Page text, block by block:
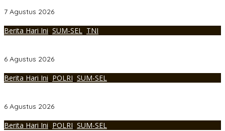
7 Agustus 2026
Berita Hari Ini, SUM-SEL, TNI
6 Agustus 2026
Berita Hari Ini, POLRI, SUM-SEL
6 Agustus 2026
Berita Hari Ini, POLRI, SUM-SEL